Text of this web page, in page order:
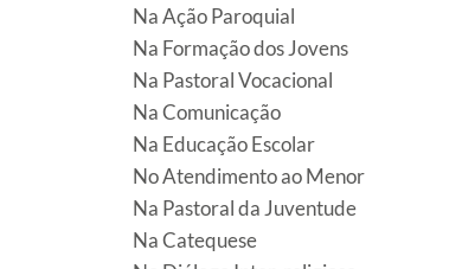
Na Ação Paroquial
Na Formação dos Jovens
Na Pastoral Vocacional
Na Comunicação
Na Educação Escolar
No Atendimento ao Menor
Na Pastoral da Juventude
Na Catequese